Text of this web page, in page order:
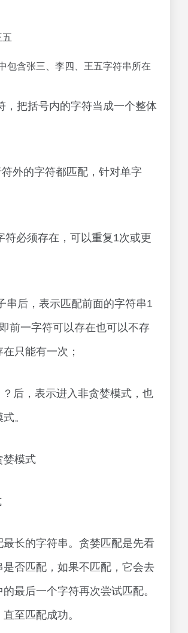
五
包含张三、李四、王五字符串所在
把括号内的字符当成一个整体
外的字符都匹配，针对单字
必须存在，可以重复1次或更
后，表示匹配前面的字符串1
前一字符可以存在也可以不存
只能有一次；
后，表示进入非贪婪模式，也
。
婪模式
最长的字符串。贪婪匹配是先看
是否匹配，如果不匹配，它会去
最后一个字符再次尝试匹配。
至匹配成功。